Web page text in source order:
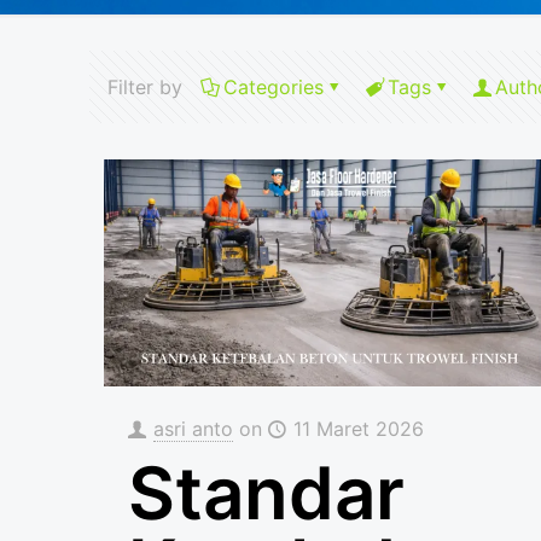
Filter by Categories Tags
asri anto on 11 Maret 2026
Standar